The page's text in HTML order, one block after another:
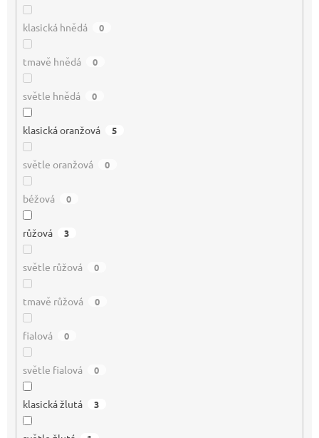
klasická hnědá 0
tmavě hnědá 0
světle hnědá 0
klasická oranžová 5
světle oranžová 0
béžová 0
růžová 3
světle růžová 0
tmavě růžová 0
fialová 0
světle fialová 0
klasická žlutá 3